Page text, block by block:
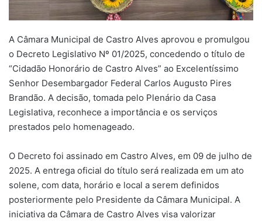
A Câmara Municipal de Castro Alves aprovou e promulgou
o Decreto Legislativo Nº 01/2025, concedendo o título de
“Cidadão Honorário de Castro Alves” ao Excelentíssimo
Senhor Desembargador Federal Carlos Augusto Pires
Brandão. A decisão, tomada pelo Plenário da Casa
Legislativa, reconhece a importância e os serviços
prestados pelo homenageado.
O Decreto foi assinado em Castro Alves, em 09 de julho de
2025. A entrega oficial do título será realizada em um ato
solene, com data, horário e local a serem definidos
posteriormente pelo Presidente da Câmara Municipal. A
iniciativa da Câmara de Castro Alves visa valorizar